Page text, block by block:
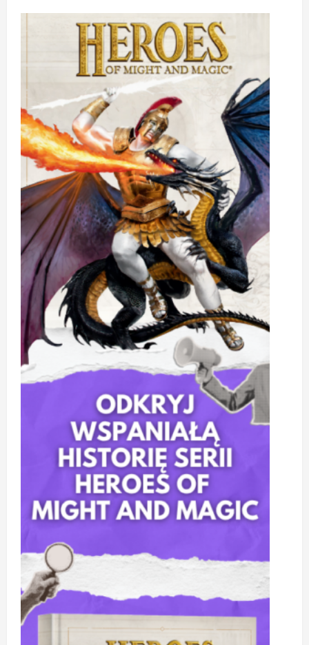
RECENZJA:
Tytańscy
gracze
Hazard
ostatnia
forma